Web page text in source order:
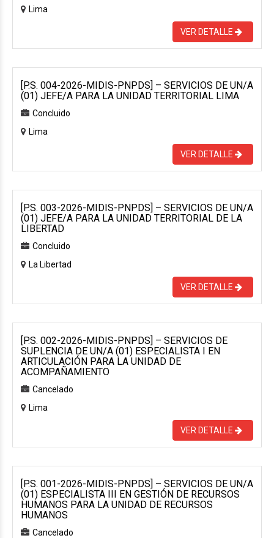
Lima
VER DETALLE
[P.S. 004-2026-MIDIS-PNPDS] – SERVICIOS DE UN/A
(01) JEFE/A PARA LA UNIDAD TERRITORIAL LIMA
Concluido
Lima
VER DETALLE
[P.S. 003-2026-MIDIS-PNPDS] – SERVICIOS DE UN/A
(01) JEFE/A PARA LA UNIDAD TERRITORIAL DE LA
LIBERTAD
Concluido
La Libertad
VER DETALLE
[P.S. 002-2026-MIDIS-PNPDS] – SERVICIOS DE
SUPLENCIA DE UN/A (01) ESPECIALISTA I EN
ARTICULACIÓN PARA LA UNIDAD DE
ACOMPAÑAMIENTO
Cancelado
Lima
VER DETALLE
[P.S. 001-2026-MIDIS-PNPDS] – SERVICIOS DE UN/A
(01) ESPECIALISTA III EN GESTIÓN DE RECURSOS
HUMANOS PARA LA UNIDAD DE RECURSOS
HUMANOS
Cancelado